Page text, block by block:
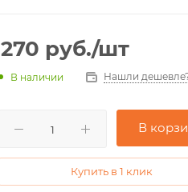
270 руб./шт
В наличии Нашли
В
Купить в 1 клик